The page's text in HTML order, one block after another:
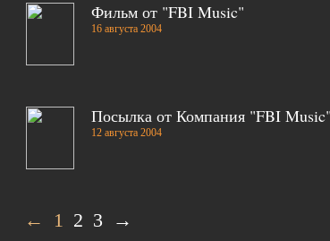
Фильм от "FBI Music"
16 августа 2004
Посылка от Компания "FBI
12 августа 2004
← 1 2 3 →